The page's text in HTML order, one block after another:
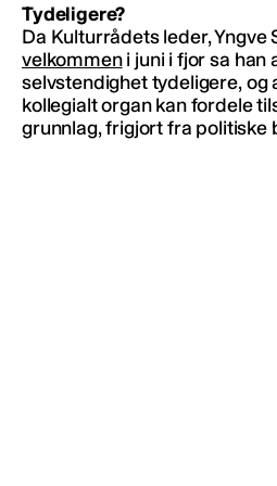
Tydeligere?
Da Kulturrådets leder, Yngve
velkommeni juni i fjor sa han
selvstendighet tydeligere, og
kollegialt organ kan fordele
grunnlag, frigjort fra politiske